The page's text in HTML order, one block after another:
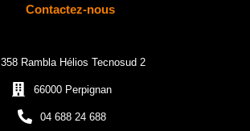
Contactez-nous
358 Rambla Hélios Tecnosud 2
66000 Perpignan
04 688 24 688